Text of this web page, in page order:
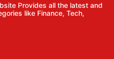
Provides all the latest and
like Finance, Tech,